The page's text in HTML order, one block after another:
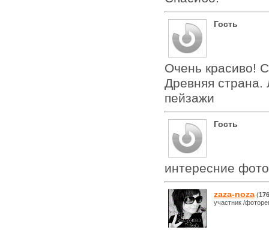
Гость
Очень красиво!
Древняя страна.
пейзажи
Гость
интересние
zaza-noza (
участник /